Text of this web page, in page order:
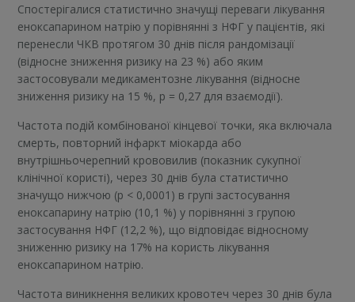
Спостерігалися статистично значущі переваги лікування
еноксапарином натрію у порівнянні з НФГ у пацієнтів, які
перенесли ЧКВ протягом 30 днів після рандомізації
(відносне зниження ризику на 23 %) або яким
застосовували медикаментозне лікування (відносне
зниження ризику на 15 %, p = 0,27 для взаємодії).
Частота подій комбінованої кінцевої точки, яка включала
смерть, повторний інфаркт міокарда або
внутрішньочерепний крововилив (показник сукупної
клінічної користі), через 30 днів була статистично
значущо нижчою (p < 0,0001) в групі застосування
еноксапарину натрію (10,1 %) у порівнянні з групою
застосування НФГ (12,2 %), що відповідає відносному
зниженню ризику на 17% на користь лікування
еноксапарином натрію.
Частота виникнення великих кровотеч через 30 днів була